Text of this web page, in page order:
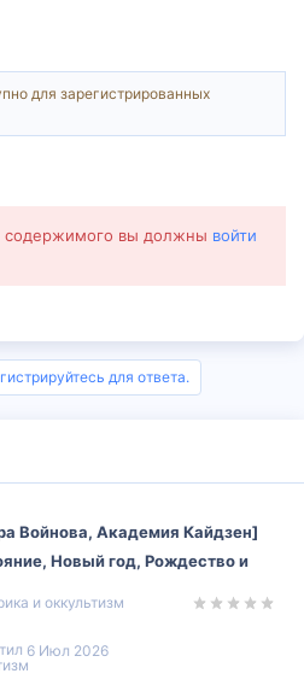
для зарегистрированных
содержимого вы должны войти
для ответа.
Войнова, Академия Кайдзен]
Новый год, Рождество и
и оккультизм
6 Июл 2026